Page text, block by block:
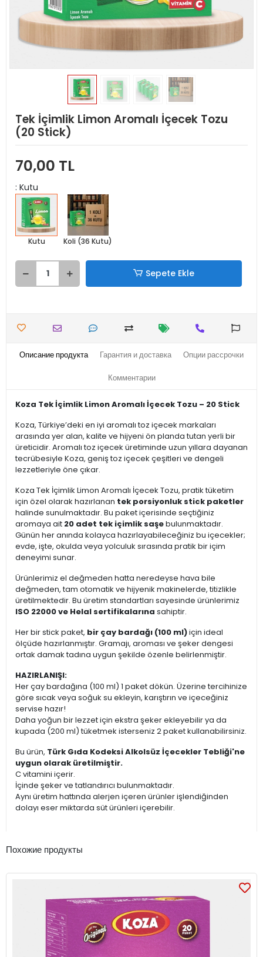
Tek İçimlik Limon Aromalı İçecek Tozu
(20 Stick)
70,00 TL
: Kutu
Kutu Koli (36 Kutu)
Sepete Ekle
Описание продукта Гарантия и доставка Опции рассрочки
Комментарии
Koza Tek İçimlik Limon Aromalı İçecek Tozu – 20 Stick
Koza, Türkiye’deki en iyi aromalı toz içecek markaları
arasında yer alan, kalite ve hijyeni ön planda tutan yerli bir
üreticidir. Aromalı toz içecek üretiminde uzun yıllara dayanan
tecrübesiyle Koza, geniş toz içecek çeşitleri ve dengeli
lezzetleriyle öne çıkar.
Koza Tek İçimlik Limon Aromalı İçecek Tozu, pratik tüketim
için özel olarak hazırlanan tek porsiyonluk stick paketler
halinde sunulmaktadır. Bu paket içerisinde seçtiğiniz
aromaya ait 20 adet tek içimlik saşebulunmaktadır.
Günün her anında kolayca hazırlayabileceğiniz bu içecekler;
evde, işte, okulda veya yolculuk sırasında pratik bir içim
deneyimi sunar.
Ürünlerimiz el değmeden hatta neredeyse hava bile
değmeden, tam otomatik ve hijyenik makinelerde, titizlikle
üretilmektedir. Bu üretim standartları sayesinde ürünlerimiz
ISO 22000 ve Helal sertifikalarına sahiptir.
Her bir stick paket, bir çay bardağı (100 ml)için ideal
ölçüde hazırlanmıştır. Gramajı, aroması ve şeker dengesi
ortak damak tadına uygun şekilde özenle belirlenmiştir.
HAZIRLANIŞI:
Her çay bardağına (100 ml) 1 paket dökün. Üzerine tercihinize
göre sıcak veya soğuk su ekleyin, karıştırın ve içeceğiniz
servise hazır!
Daha yoğun bir lezzet için ekstra şeker ekleyebilir ya da
kupada (200 ml) tüketmek isterseniz 2 paket kullanabilirsiniz.
Bu ürün, Türk Gıda Kodeksi Alkolsüz İçecekler Tebliği'ne
uygun olarak üretilmiştir.
C vitamini içerir.
İçinde şeker ve tatlandırıcı bulunmaktadır.
Aynı üretim hattında alerjen içeren ürünler işlendiğinden
dolayı eser miktarda süt ürünleri içerebilir.
Похожие продукты